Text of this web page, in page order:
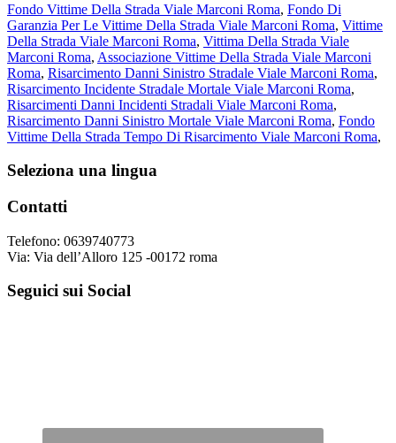
Fondo Vittime Della Strada Viale Marconi Roma, Fondo Di
Garanzia Per Le Vittime Della Strada Viale Marconi Roma, Vittime
Della Strada Viale Marconi Roma, Vittima Della Strada Viale
Marconi Roma, Associazione Vittime Della Strada Viale Marconi
Roma, Risarcimento Danni Sinistro Stradale Viale Marconi Roma,
Risarcimento Incidente Stradale Mortale Viale Marconi Roma,
Risarcimenti Danni Incidenti Stradali Viale Marconi Roma,
Risarcimento Danni Sinistro Mortale Viale Marconi Roma, Fondo
Vittime Della Strada Tempo Di Risarcimento Viale Marconi Roma,
Footer
Seleziona una lingua
Contatti
Telefono: 0639740773
Via: Via dell’Alloro 125 -00172 roma
Seguici sui Social